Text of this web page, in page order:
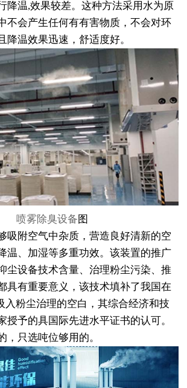
降温,效果较差。这种方法采用水为原
不会产生任何有有害物质，不会对环
降温效果迅速，舒适度好。
喷雾除臭设备图
吸附空气中杂质，营造良好清新的空
温、加湿等多重功效。该装置的推广
尘设备技术含量、治理粉尘污染、推
具有重要意义，该技术填补了我国在
入粉尘治理的空白，其综合经济和技
授予的具国际先进水平证书的认可。
，只选吨位够用的。